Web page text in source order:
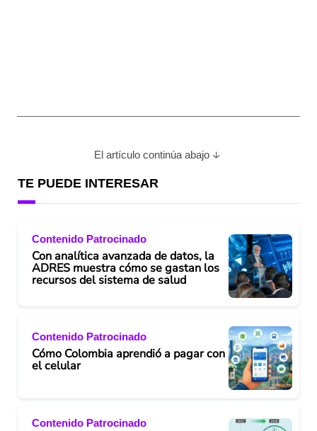
El artículo continúa abajo
TE PUEDE INTERESAR
Contenido Patrocinado
Con analítica avanzada de datos, la
ADRES muestra cómo se gastan los
recursos del sistema de salud
Contenido Patrocinado
Cómo Colombia aprendió a pagar con
el celular
Contenido Patrocinado